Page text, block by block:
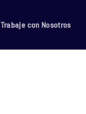
Trabaje con Nosotros